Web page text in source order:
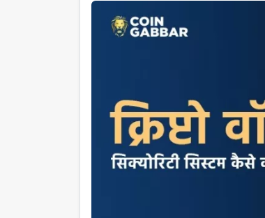
कितना सिक्योर और सिग्नीफिकेंट है एक